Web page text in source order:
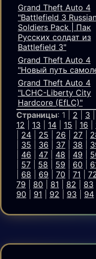
Grand Theft Auto 4
"Battlefield 3
Soldiers Pack | Пак
Русских солдат из
Battlefield 3"
Grand Theft Auto 4
"Новый путь
Grand Theft Auto 4
"LCHC-Liberty City
Hardcore (EfLC)"
Страницы: 1 | 2 3
12
13 14 15 16
24 25 26 27
35 36 37 38
46 47 48 49
57 58 59 60
68 69 70 71
79
80 81 82 83
90
91 92 93 94